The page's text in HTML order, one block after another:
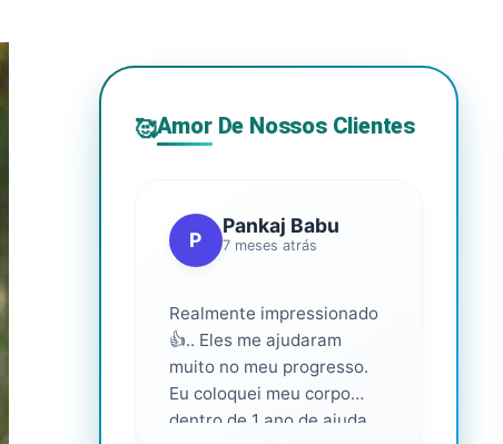
🥰Amor De Nossos Clientes
P
Pankaj Babu
7 meses atrás
Realmente impressionado
👍.. Eles me ajudaram
muito no meu progresso.
Eu coloquei meu corpo
dentro de 1 ano de ajuda